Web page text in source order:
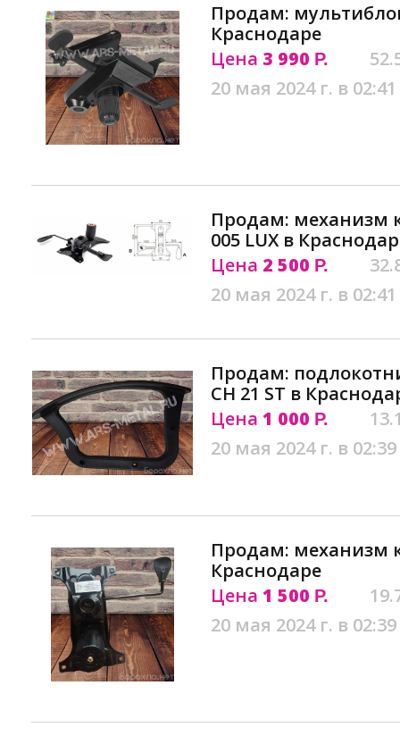
Продам:
Краснодаре
Цена 3 990 Р.
20 мая 2024 г. в 02:41
Продам: механизм
005 LUX в
Цена 2 500 Р.
20 мая 2024 г. в 02:41
Продам:
CH 21 ST в
Цена 1 000 Р.
20 мая 2024 г. в 02:39
Продам: механизм
Краснодаре
Цена 1 500 Р.
20 мая 2024 г. в 02:39